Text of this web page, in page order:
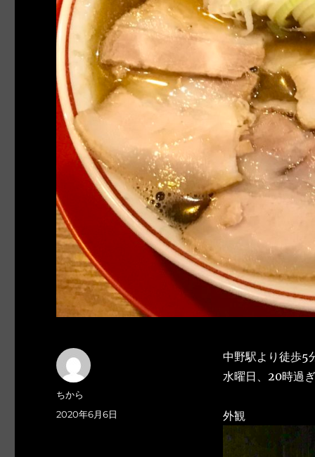
中野駅より徒歩5
水曜日、20時過
外観
投
稿
ちから
投
2020年6月6日